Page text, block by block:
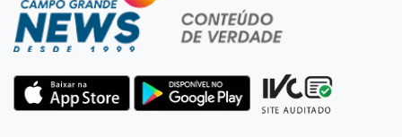
desaparece no Centro de Campo Grande
Homem invade casa pela janela e abusa de
mulher dentro do quarto